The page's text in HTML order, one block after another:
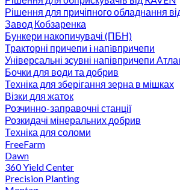
Рішення для причіпного обладнання
Завод Кобзаренка
Бункери накопичувачі (ПБН)
Тракторні причепи i напiвпричепи
Універсальні зсувні напівпричепи
Бочки для води та добрив
Техніка для зберігання зерна в мішках
Візки для жаток
Розчинно-заправочні станції
Розкидачі мінеральних добрив
Техніка для соломи
FreeFarm
Dawn
360 Yield Center
Precision Planting